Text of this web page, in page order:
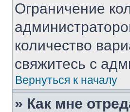
Ограничение
количество
свяжитесь с
Вернуться к началу
» Как мне